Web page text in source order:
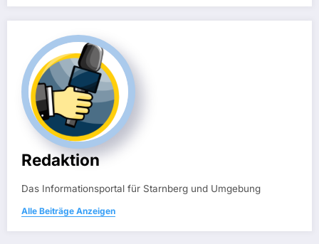
Redaktion
Das Informationsportal für Starnberg und Umgebung
Alle Beiträge Anzeigen